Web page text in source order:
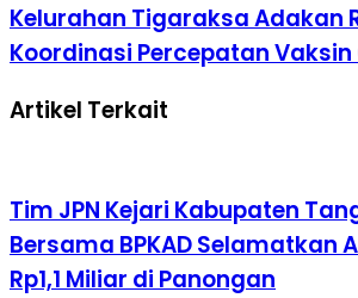
Kelurahan Tigaraksa Adakan
Koordinasi Percepatan Vaksin
Artikel Terkait
Tim JPN Kejari Kabupaten
Bersama BPKAD Selamatkan
Rp1,1 Miliar di Panongan